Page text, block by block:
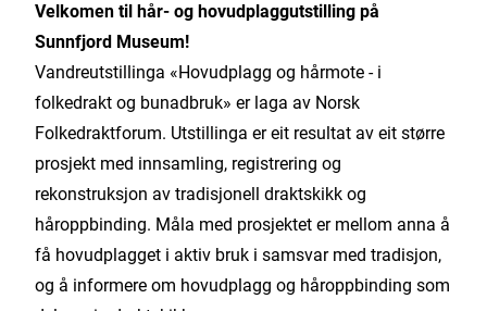
Velkomen til hår- og hovudplaggutstilling på
Sunnfjord Museum!
Vandreutstillinga «Hovudplagg og hårmote - i
folkedrakt og bunadbruk» er laga av Norsk
Folkedraktforum. Utstillinga er eit resultat av eit større
prosjekt med innsamling, registrering og
rekonstruksjon av tradisjonell draktskikk og
håroppbinding. Måla med prosjektet er mellom anna å
få hovudplagget i aktiv bruk i samsvar med tradisjon,
og å informere om hovudplagg og håroppbinding som